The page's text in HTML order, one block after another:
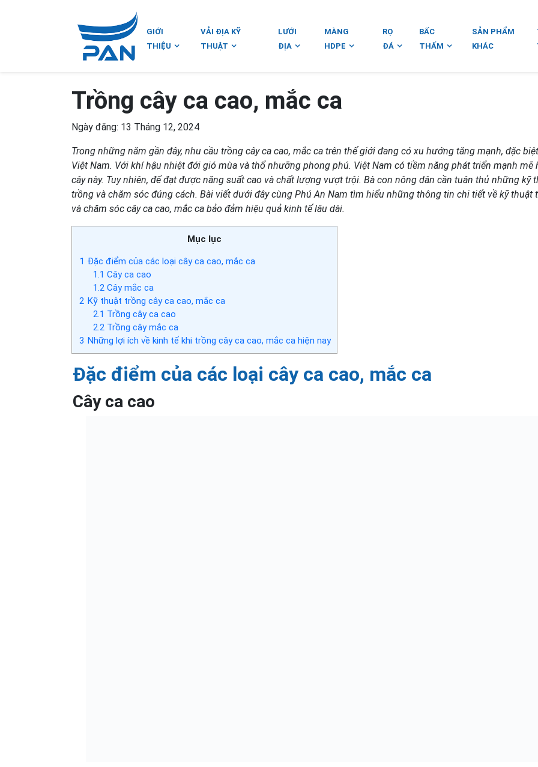
GIỚI
THIỆU
VẢI ĐỊA KỸ
THUẬT
LƯỚI
ĐỊA
MÀNG
HDPE
RỌ
ĐÁ
BẤC
THẤM
SẢN PHẨM
KHÁC
Trồng cây ca cao, mắc ca
Ngày đăng: 13 Tháng 12, 2024
Trong những năm gần đây, nhu cầu trồng cây ca cao, mắc ca trên thế giới đang có xu hướng tăng mạnh, đặc
Việt Nam. Với khí hậu nhiệt đới gió mùa và thổ nhưỡng phong phú. Việt Nam có tiềm năng phát triển mạnh mẽ
cây này. Tuy nhiên, để đạt được năng suất cao và chất lượng vượt trội. Bà con nông dân cần tuân thủ những kỹ
trồng và chăm sóc đúng cách. Bài viết dưới đây cùng Phú An Nam tìm hiểu những thông tin chi tiết về kỹ thuật
và chăm sóc cây ca cao, mắc ca bảo đảm hiệu quả kinh tế lâu dài.
Mục lục
1 Đặc điểm của các loại cây ca cao, mắc ca
1.1 Cây ca cao
1.2Cây mắc ca
2 Kỹ thuật trồng cây ca cao, mắc ca
2.1 Trồng cây ca cao
2.2Trồng cây mắc ca
3 Những lợi ích về kinh tế khi trồng cây ca cao, mắc ca hiện nay
Đặc điểm của các loại cây ca cao, mắc ca
Cây ca cao